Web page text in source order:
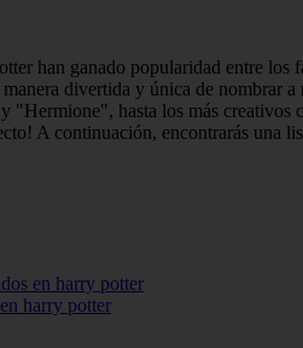
han ganado popularidad entre
divertida y única de nombrar
"Hermione", hasta los más
A continuación, encontrarás una
en harry potter
harry potter